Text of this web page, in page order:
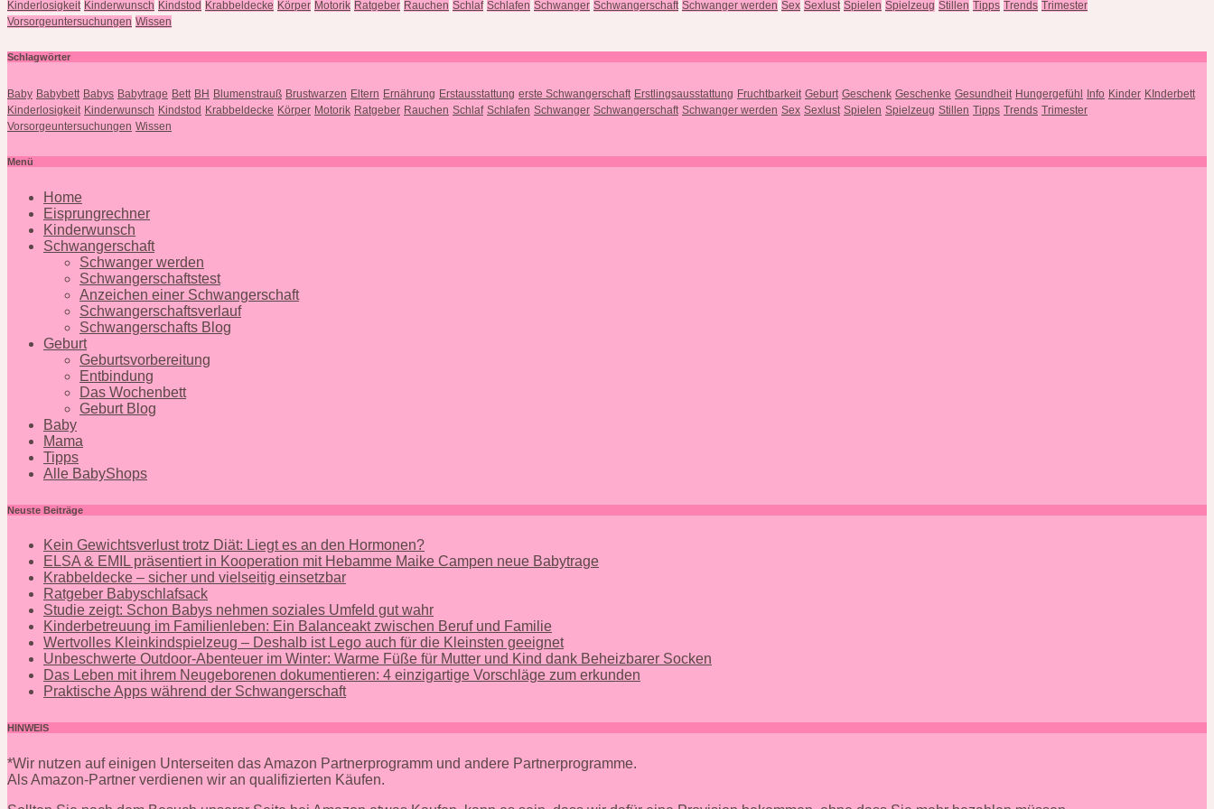
Kinderlosigkeit Kinderwunsch Kindstod Krabbeldecke Körper Motorik Ratgeber Rauchen Schlaf Schlafen Schwanger Schwangerschaft Schwanger werden Sex Sexlust Spielen Spielzeug Stillen Tipps Trends Trimester
Vorsorgeuntersuchungen Wissen
Schlagwörter
Baby Babybett Babys Babytrage Bett BH Blumenstrauß Brustwarzen Eltern Ernährung Erstausstattung erste Schwangerschaft Erstlingsausstattung Fruchtbarkeit Geburt Geschenk Geschenke Gesundheit Hungergefühl Info Kinder KInderbett
Kinderlosigkeit Kinderwunsch Kindstod Krabbeldecke Körper Motorik Ratgeber Rauchen Schlaf Schlafen Schwanger Schwangerschaft Schwanger werden Sex Sexlust Spielen Spielzeug Stillen Tipps Trends Trimester
Vorsorgeuntersuchungen Wissen
Menü
Home
Eisprungrechner
Kinderwunsch
Schwangerschaft
Schwanger werden
Schwangerschaftstest
Anzeichen einer Schwangerschaft
Schwangerschaftsverlauf
Schwangerschafts Blog
Geburt
Geburtsvorbereitung
Entbindung
Das Wochenbett
Geburt Blog
Baby
Mama
Tipps
Alle BabyShops
Neuste Beiträge
Kein Gewichtsverlust trotz Diät: Liegt es an den Hormonen?
ELSA & EMIL präsentiert in Kooperation mit Hebamme Maike Campen neue Babytrage
Krabbeldecke – sicher und vielseitig einsetzbar
Ratgeber Babyschlafsack
Studie zeigt: Schon Babys nehmen soziales Umfeld gut wahr
Kinderbetreuung im Familienleben: Ein Balanceakt zwischen Beruf und Familie
Wertvolles Kleinkindspielzeug – Deshalb ist Lego auch für die Kleinsten geeignet
Unbeschwerte Outdoor-Abenteuer im Winter: Warme Füße für Mutter und Kind dank Beheizbarer Socken
Das Leben mit ihrem Neugeborenen dokumentieren: 4 einzigartige Vorschläge zum erkunden
Praktische Apps während der Schwangerschaft
HINWEIS
*Wir nutzen auf einigen Unterseiten das Amazon Partnerprogramm und andere Partnerprogramme.
Als Amazon-Partner verdienen wir an qualifizierten Käufen.